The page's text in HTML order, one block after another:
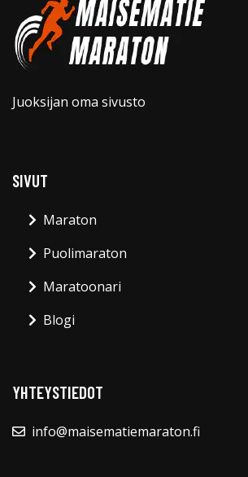
Juoksijan oma sivusto
SIVUT
Maraton
Puolimaraton
Maratoonari
Blogi
YHTEYSTIEDOT
info@maisematiemaraton.fi